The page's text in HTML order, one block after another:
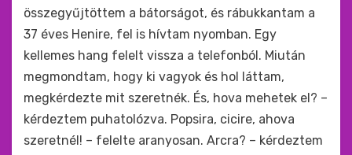
összegyűjtöttem a bátorságot, és rábukkantam a
37 éves Henire, fel is hívtam nyomban. Egy
kellemes hang felelt vissza a telefonból. Miután
megmondtam, hogy ki vagyok és hol láttam,
megkérdezte mit szeretnék. És, hova mehetek el? –
kérdeztem puhatolózva. Popsira, cicire, ahova
szeretnél! – felelte aranyosan. Arcra? – kérdeztem